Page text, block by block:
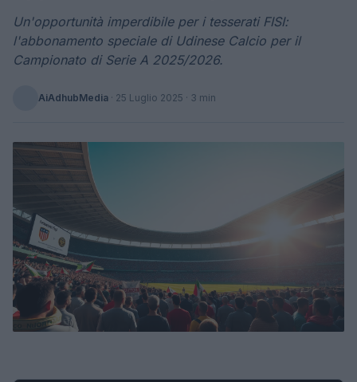
Un'opportunità imperdibile per i tesserati FISI:
l'abbonamento speciale di Udinese Calcio per il
Campionato di Serie A 2025/2026.
AiAdhubMedia · 25 Luglio 2025 · 3 min